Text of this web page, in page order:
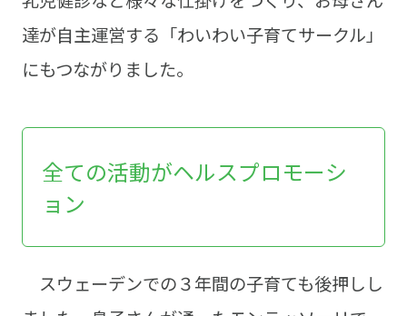
達が自主運営する「わいわい子育てサークル」
にもつながりました。
全ての活動がヘルスプロモーシ
ョン
スウェーデンでの３年間の子育ても後押しし